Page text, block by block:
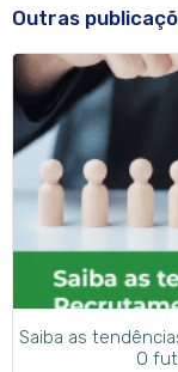
Outras
Saiba as
O